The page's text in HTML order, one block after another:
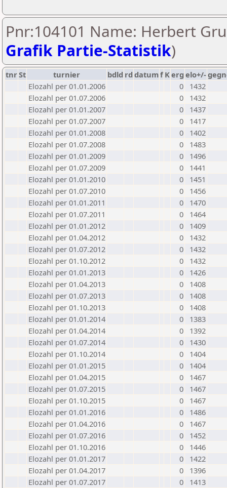
Pnr:104101 Name: Herbert
Grafik Partie-Statistik)
tnrSt turnier bdld rd datumf Kerg elo+/-
Elozahl per 01.01.2006
0
1432
Elozahl per 01.07.2006
0
1432
Elozahl per 01.01.2007
0
1437
Elozahl per 01.07.2007
0
1417
Elozahl per 01.01.2008
0
1402
Elozahl per 01.07.2008
0
1483
Elozahl per 01.01.2009
0
1496
Elozahl per 01.07.2009
0
1441
Elozahl per 01.01.2010
0
1451
Elozahl per 01.07.2010
0
1456
Elozahl per 01.01.2011
0
1470
Elozahl per 01.07.2011
0
1464
Elozahl per 01.01.2012
0
1409
Elozahl per 01.04.2012
0
1432
Elozahl per 01.07.2012
0
1432
Elozahl per 01.10.2012
0
1432
Elozahl per 01.01.2013
0
1426
Elozahl per 01.04.2013
0
1408
Elozahl per 01.07.2013
0
1408
Elozahl per 01.10.2013
0
1408
Elozahl per 01.01.2014
0
1383
Elozahl per 01.04.2014
0
1392
Elozahl per 01.07.2014
0
1430
Elozahl per 01.10.2014
0
1404
Elozahl per 01.01.2015
0
1404
Elozahl per 01.04.2015
0
1467
Elozahl per 01.07.2015
0
1467
Elozahl per 01.10.2015
0
1467
Elozahl per 01.01.2016
0
1486
Elozahl per 01.04.2016
0
1467
Elozahl per 01.07.2016
0
1452
Elozahl per 01.10.2016
0
1446
Elozahl per 01.01.2017
0
1422
Elozahl per 01.04.2017
0
1396
Elozahl per 01.07.2017
0
1413